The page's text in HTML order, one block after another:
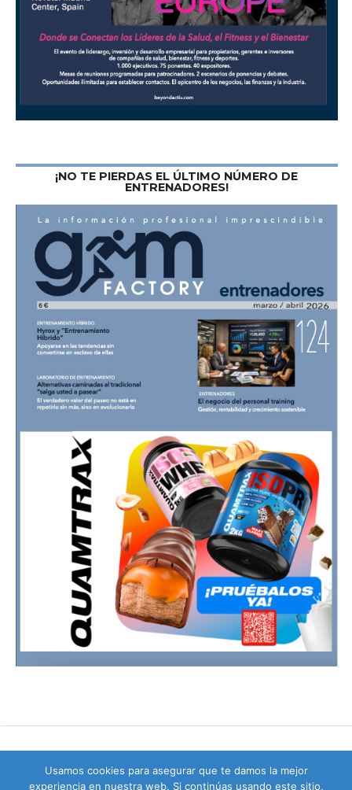
¡NO TE PIERDAS EL ÚLTIMO NÚMERO DE
ENTRENADORES!
Usamos cookies para asegurar que te damos la mejor
experiencia en nuestra web. Si continúas usando este sitio,